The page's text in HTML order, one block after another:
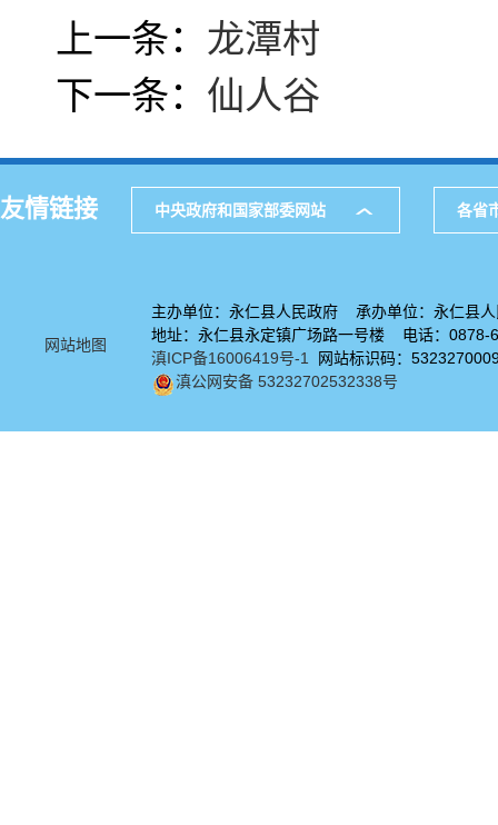
上一条： 龙潭村
下一条： 仙人谷
友情链接 中央政府和国家部委网站 各省
网站地图
主办单位：永仁县人民政府 承办单位：永仁县人
地址：永仁县永定镇广场路一号楼 电话：0878-
滇ICP备16006419号-1
网站标识码：
滇公网安备 53232702532338号